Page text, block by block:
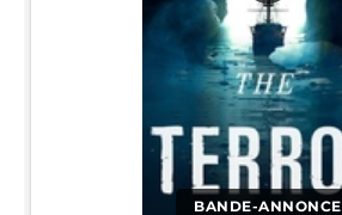
BANDE-ANNONCE